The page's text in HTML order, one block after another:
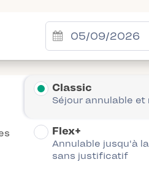
Classic
Séjour annulable
Flex+
Annulable jusqu'à
sans justificatif